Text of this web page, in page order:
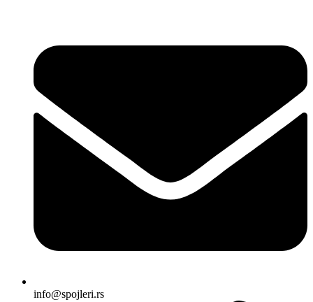
info@spojleri.rs